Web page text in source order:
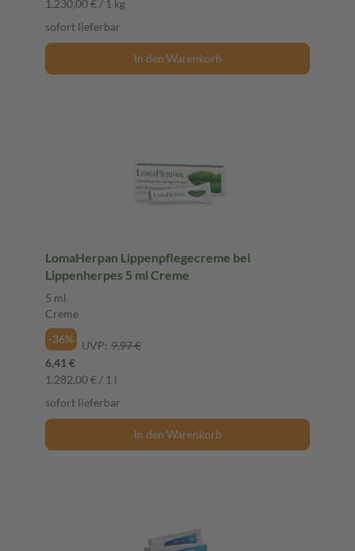
1.230,00 € / 1 kg
sofort lieferbar
In den Warenkorb
LomaHerpan Lippenpflegecreme bei
Lippenherpes 5 ml Creme
5 ml
Creme
-36%
UVP: 9,97 €
6,41 €
1.282,00 € / 1 l
sofort lieferbar
In den Warenkorb